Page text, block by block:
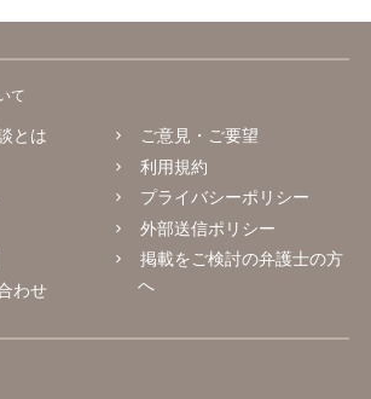
て
とは
わせ
ご意見・ご要望
利用規約
プライバシーポリシー
外部送信ポリシー
掲載をご検討の弁護士の方
へ